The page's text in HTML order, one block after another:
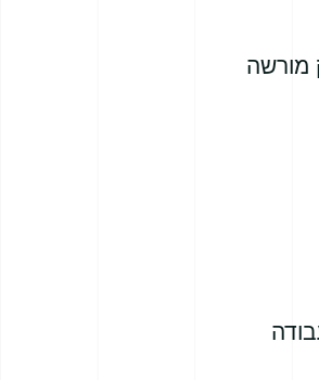
מורשה